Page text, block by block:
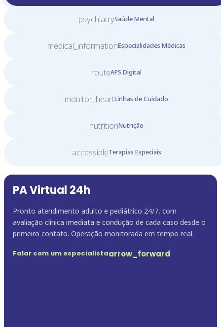
psychiatrySaúde Mental
medical_informationEspecialidades Médicas
routeAPS Digital
monitor_heartLinhas de Cuidado
nutritionNutrição
accessibleTerapias Especiais
PA Virtual 24h
Pronto atendimento adulto e pediátrico 24/7, com
avaliação clínica imediata e condução de cada caso desde o
primeiro contato. Operação monitorada em tempo real.
Falar com um especialistaarrow_forward